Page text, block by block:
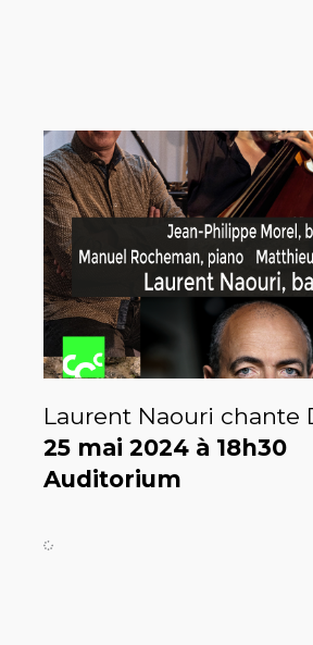
Laurent Naouri chante
25 mai 2024 à 18h30
Auditorium